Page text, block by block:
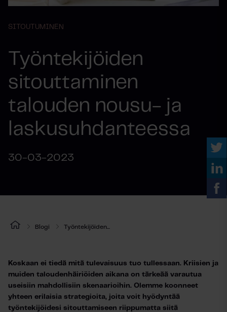
SITOUTUMINEN
Työntekijöiden
sitouttaminen
talouden nousu- ja
laskusuhdanteessa
30-03-2023
Blogi Työntekijöiden...
Koskaan ei tiedä mitä tulevaisuus tuo tullessaan. Kriisien ja
muiden taloudenhäiriöiden aikana on tärkeää varautua
useisiin mahdollisiin skenaarioihin. Olemme koonneet
yhteen erilaisia strategioita, joita voit hyödyntää
työntekijöidesi sitouttamiseen riippumatta siitä